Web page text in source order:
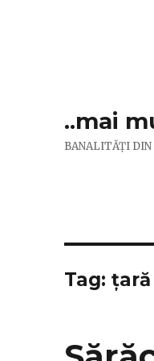
..mai
BANALITĂȚI
Tag:țară